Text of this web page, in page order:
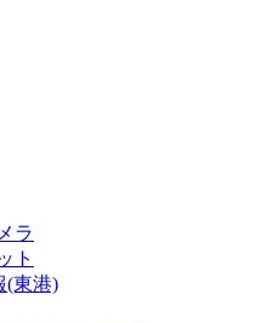
ラ
ト
(東港)